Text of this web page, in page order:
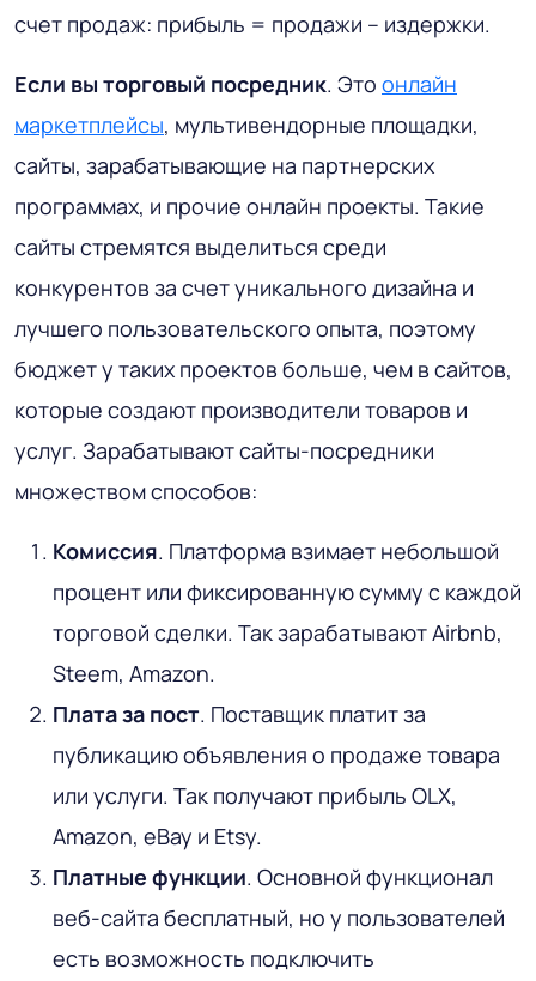
счет продаж: прибыль = продажи – издержки.
Если вы торговый посредник. Это онлайн
маркетплейсы, мультивендорные площадки,
сайты, зарабатывающие на партнерских
программах, и прочие онлайн проекты. Такие
сайты стремятся выделиться среди
конкурентов за счет уникального дизайна и
лучшего пользовательского опыта, поэтому
бюджет у таких проектов больше, чем в сайтов,
которые создают производители товаров и
услуг. Зарабатывают сайты-посредники
множеством способов:
Комиссия. Платформа взимает небольшой
процент или фиксированную сумму с каждой
торговой сделки. Так зарабатывают Airbnb,
Steem, Amazon.
Плата за пост. Поставщик платит за
публикацию объявления о продаже товара
или услуги. Так получают прибыль OLX,
Amazon, eBay и Etsy.
Платные функции. Основной функционал
веб-сайта бесплатный, но у пользователей
есть возможность подключить